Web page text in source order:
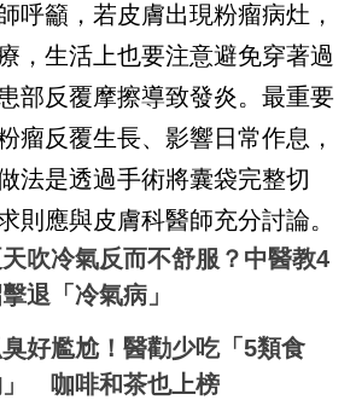
呼籲，若皮膚出現粉瘤病灶，
，生活上也要注意避免穿著過
部反覆摩擦導致發炎。最重要
瘤反覆生長、影響日常作息，
法是透過手術將囊袋完整切
則應與皮膚科醫師充分討論。
吹冷氣反而不舒服？中醫教4
退「冷氣病」
好尷尬！醫勸少吃「5類食
咖啡和茶也上榜